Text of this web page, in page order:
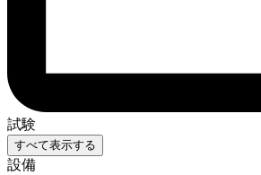
試験
すべて表示する
設備